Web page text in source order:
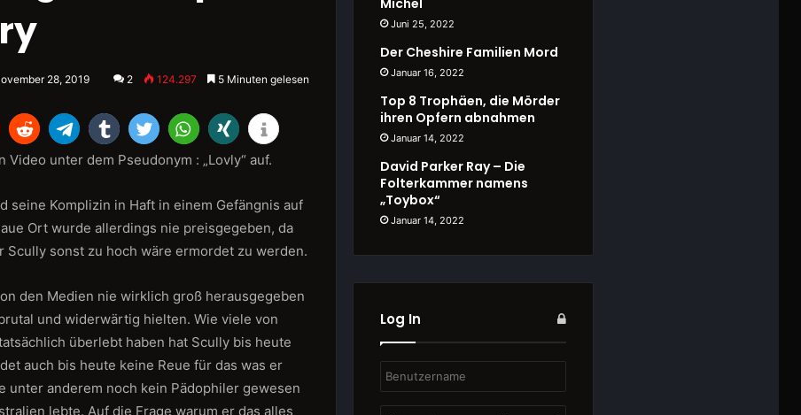
28, 2019 2 124.297 5 Minuten gelesen
Video unter dem Pseudonym : „Lovly“ auf.
seine Komplizin in Haft in einem Gefängnis auf
Ort wurde allerdings nie preisgegeben, da
Scully sonst zu hoch wäre ermordet zu werden.
den Medien nie wirklich groß herausgegeben
und widerwärtig hielten. Wie viele von
überlebt haben hat Scully bis heute
auch bis heute keine Reue für das was er
unter anderem noch kein Pädophiler gewesen
lebte. Auf die Frage warum er das alles
Juni 25, 2022
Der Cheshire Familien Mord
Januar 16, 2022
Top 8 Trophäen, die Mörder
ihren Opfern abnahmen
Januar 14, 2022
David Parker Ray – Die
Folterkammer namens
„Toybox“
Januar 14, 2022
Log In